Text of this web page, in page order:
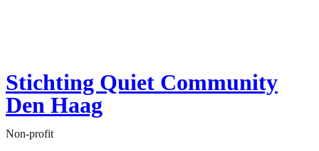
Stichting Quiet Community
Den Haag
Non-profit